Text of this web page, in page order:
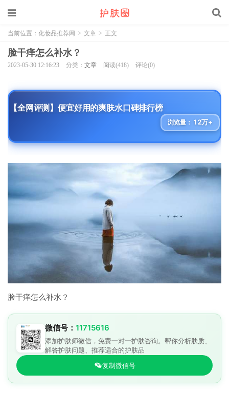
当前位置： 化妆品推荐网 > 文章 > 正文
脸干痒怎么补水？
2023-05-30 12:16:23 分类： 文章 阅读(418) 评论(0)
【全网评测】便宜好用的爽肤水口碑排行榜
浏览量： 12万+
脸干痒怎么补水？
微信号： 11715616
添加护肤师微信，免费一对一护肤咨询。帮你分析肤质、
解答护肤问题、推荐适合的护肤品
复制微信号